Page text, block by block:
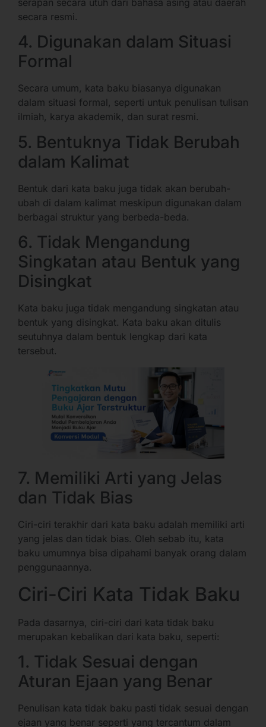
secara resmi.
4. Digunakan dalam Situasi
Formal
Secara umum, kata baku biasanya digunakan
dalam situasi formal, seperti untuk penulisan tulisan
ilmiah, karya akademik, dan surat resmi.
5. Bentuknya Tidak Berubah
dalam Kalimat
Bentuk dari kata baku juga tidak akan berubah-
ubah di dalam kalimat meskipun digunakan dalam
berbagai struktur yang berbeda-beda.
6. Tidak Mengandung
Singkatan atau Bentuk yang
Disingkat
Kata baku juga tidak mengandung singkatan atau
bentuk yang disingkat. Kata baku akan ditulis
seutuhnya dalam bentuk lengkap dari kata
tersebut.
7. Memiliki Arti yang Jelas
dan Tidak Bias
Ciri-ciri terakhir dari kata baku adalah memiliki arti
yang jelas dan tidak bias. Oleh sebab itu, kata
baku umumnya bisa dipahami banyak orang dalam
penggunaannya.
Ciri-Ciri Kata Tidak Baku
Pada dasarnya, ciri-ciri dari kata tidak baku
merupakan kebalikan dari kata baku, seperti:
1. Tidak Sesuai dengan
Aturan Ejaan yang Benar
Penulisan kata tidak baku pasti tidak sesuai dengan
ejaan yang benar seperti yang tercantum dalam